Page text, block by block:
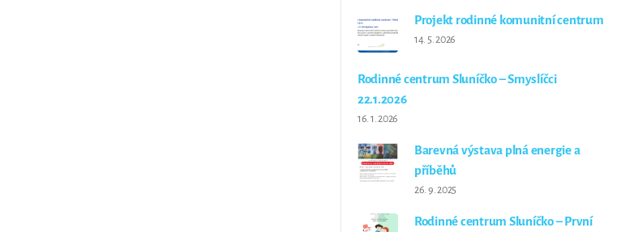
Projekt rodinné komunitní centrum
14. 5. 2026
Rodinné centrum Sluníčko – Smyslíčci
22.1.2026
16. 1. 2026
Barevná výstava plná energie a
příběhů
26. 9. 2025
Rodinné centrum Sluníčko – První